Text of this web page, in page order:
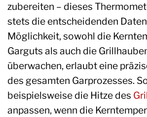
zubereiten – dieses
stets die entscheidenden
Möglichkeit, sowohl die
Garguts als auch die
überwachen, erlaubt eine
des gesamten Garprozesses.
beispielsweise die Hitze des
anpassen, wenn die